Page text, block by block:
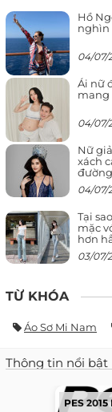
Hồ
nghìn
04/07/
Ái nữ
mang
04/07/
Nữ
xách
04/07/
Tại
mặc
hơn
03/07/
TỪ KHÓA
Áo Sơ Mi Nam
Thông tin nổi bật
PES